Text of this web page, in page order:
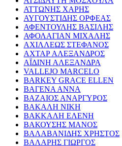
ΑΤΤΩΝΗΣ ΧΑΡΗΣ
ΑΥΓΟΥΣΤΙΔΗΣ ΟΡΦΕΑΣ
ΑΦΕΝΤΟΥΛΗΣ ΒΑΣΙΛΗΣ
ΑΦΟΛΑΓΙΑΝ ΜΙΧΑΛΗΣ
ΑΧΙΛΛΕΩΣ ΣΤΕΦΑΝΟΣ
ΑΧΤΑΡ ΑΛΕΞΑΝΔΡΟΣ
ΑΪΔΙΝΗ ΑΛΕΞΑΝΔΡΑ
VALLEJO MARCELO
BARKEY GRACE ELLEN
ΒΑΓΕΝΑ ΑΝΝΑ
ΒΑΖΑΙΟΣ ΑΝΑΡΓΥΡΟΣ
ΒΑΚΑΛΗ ΝΙΚΗ
ΒΑΚΚΑΛΗ ΕΛΕΝΗ
ΒΑΚΟΥΣΗΣ ΜΑΝΟΣ
ΒΑΛΑΒΑΝΙΔΗΣ ΧΡΗΣΤΟΣ
ΒΑΛΑΡΗΣ ΓΙΩΡΓΟΣ